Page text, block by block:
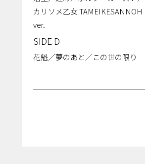
カリソメ⼄⼥ TAMEIKESANNOH
ver.
SIDE D
花魁／夢のあと／この世の限り